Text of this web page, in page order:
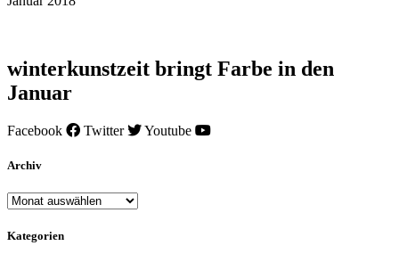
winterkunstzeit bringt Farbe in den
Januar
Facebook Twitter Youtube
Archiv
Archiv
Kategorien